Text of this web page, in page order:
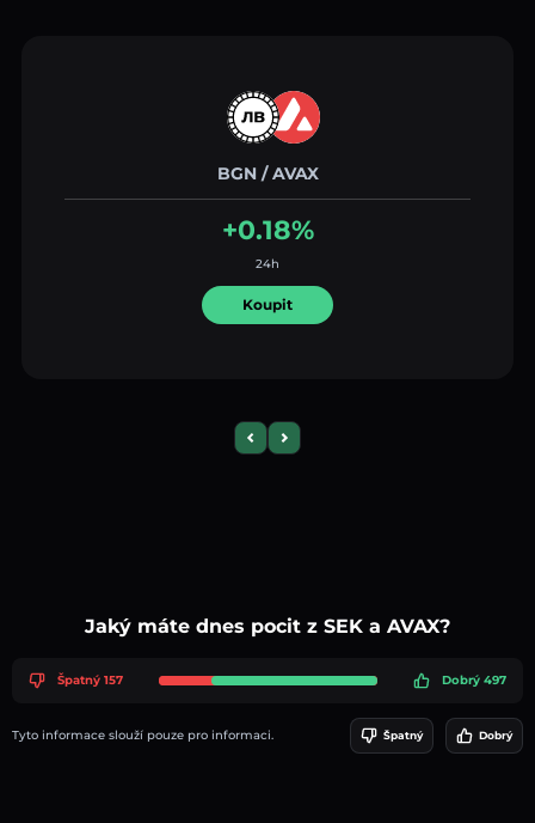
BGN / AVAX
+0.18%
24h
Koupit
Previous slide
Next slide
Jaký máte dnes pocit z SEK a AVAX?
Špatný 157 Dobrý 497
Tyto informace slouží pouze pro informaci. Špatný Dobrý